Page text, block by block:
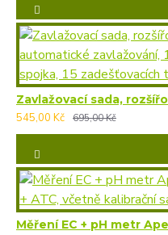
545,00 Kč
695,00 Kč